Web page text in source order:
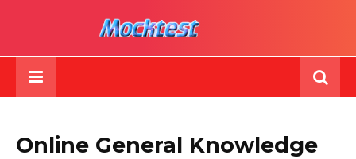
Online General Knowledge